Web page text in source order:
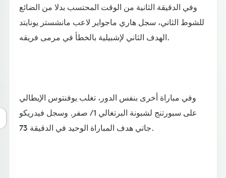
وفي الدقيقة الثانية من الوقت المحتسب بدلا من الضائع
للشوط الثاني، سجل هاري ماجواير لاعب مانشستر يونايتد
الهدف الثاني لإشبيلية بالخطأ في مرمى فريقه.
وفي مباراة أخرى بنفس الدور، تغلب يوفنتوس الإيطالي
على سبورتنج لشبونة البرتغالي 1 / صفر. وسجل فيدريكو
جاتي هدف المباراة الوحيد في الدقيقة 73.